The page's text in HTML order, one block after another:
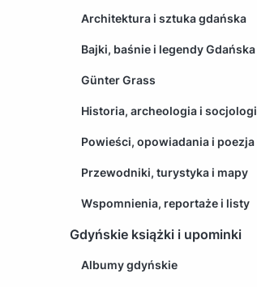
Architektura i sztuka gdańska
Bajki, baśnie i legendy Gdańska
Günter Grass
Historia, archeologia i
Powieści, opowiadania i poezja
Przewodniki, turystyka i mapy
Wspomnienia, reportaże i listy
Gdyńskie książki i upominki
Albumy gdyńskie